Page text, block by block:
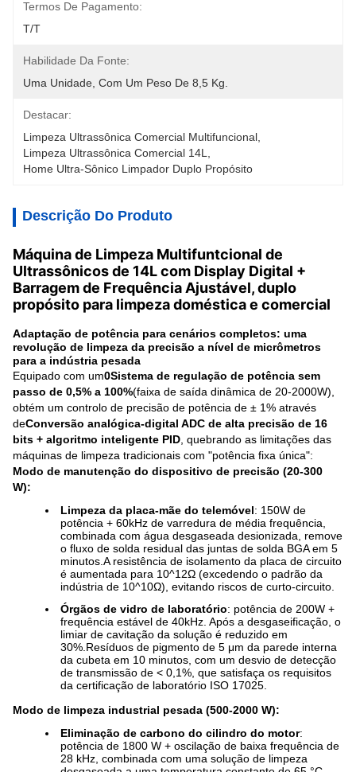
Termos De Pagamento:
T/T
Habilidade Da Fonte:
Uma Unidade, Com Um Peso De 8,5 Kg.
Destacar:
Limpeza Ultrassônica Comercial Multifuncional
Limpeza Ultrassônica Comercial 14L
Home Ultra-Sônico Limpador Duplo Propósito
Descrição Do Produto
Máquina de Limpeza Multifuntcional de
Ultrassônicos de 14L com Display Digital +
Barragem de Frequência Ajustável, duplo
propósito para limpeza doméstica e comercial
Adaptação de potência para cenários completos: uma
revolução de limpeza da precisão a nível de micrômetros
para a indústria pesada
Equipado com um0Sistema de regulação de potência sem
passo de 0,5% a 100%(faixa de saída dinâmica de 20-2000W),
obtém um controlo de precisão de potência de ± 1% através
deConversão analógica-digital ADC de alta precisão de 16
bits + algoritmo inteligente PID , quebrando as limitações das
máquinas de limpeza tradicionais com "potência fixa única":
Modo de manutenção do dispositivo de precisão (20-300
W):
Limpeza da placa-mãe do telemóvel: 150W de
potência + 60kHz de varredura de média frequência,
combinada com água desgaseada desionizada, remove
o fluxo de solda residual das juntas de solda BGA em 5
minutos.A resistência de isolamento da placa de circuito
é aumentada para 10^12Ω (excedendo o padrão da
indústria de 10^10Ω), evitando riscos de curto-circuito.
Órgãos de vidro de laboratório: potência de 200W +
frequência estável de 40kHz. Após a desgaseificação, o
limiar de cavitação da solução é reduzido em
30%.Resíduos de pigmento de 5 μm da parede interna
da cubeta em 10 minutos, com um desvio de detecção
de transmissão de < 0,1%, que satisfaça os requisitos
da certificação de laboratório ISO 17025.
Modo de limpeza industrial pesada (500-2000 W):
Eliminação de carbono do cilindro do motor:
potência de 1800 W + oscilação de baixa frequência de
28 kHz, combinada com uma solução de limpeza